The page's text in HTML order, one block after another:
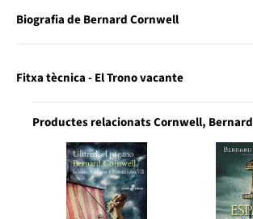
Biografia de Bernard Cornwell
Fitxa tècnica - El Trono vacante
Productes relacionats Cornwell, Bernard